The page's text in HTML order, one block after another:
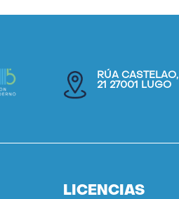
RÚA CASTELAO,
21 27001 LUGO
LICENCIAS